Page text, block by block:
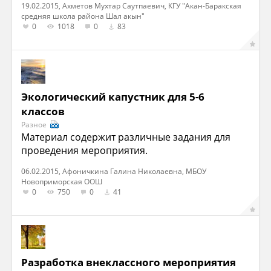
19.02.2015, Ахметов Мухтар Саутпаевич, КГУ "Акан-Баракская
средняя школа района Шал акын"
0
1018 0 83
Экологический капустник для 5-6
классов
Разное
Материал содержит различные задания для
проведения мероприятия.
06.02.2015, Афоничкина Галина Николаевна, МБОУ
Новоприморская ООШ
0
750 0 41
Разработка внеклассного мероприятия